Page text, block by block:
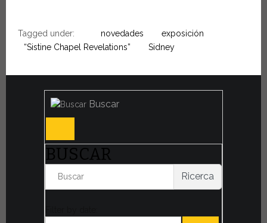
Tagged under: novedades
exposición
“Sistine Chapel Revelations”
Sidney
Buscar
BUSCAR
Ricerca